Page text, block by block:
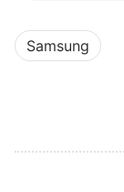
Samsung